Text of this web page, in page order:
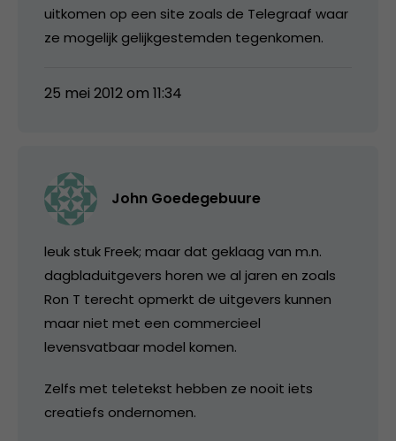
uitkomen op een site zoals de Telegraaf waar
ze mogelijk gelijkgestemden tegenkomen.
25 mei 2012 om 11:34
John Goedegebuure
leuk stuk Freek; maar dat geklaag van m.n.
dagbladuitgevers horen we al jaren en zoals
Ron T terecht opmerkt de uitgevers kunnen
maar niet met een commercieel
levensvatbaar model komen.
Zelfs met teletekst hebben ze nooit iets
creatiefs ondernomen.